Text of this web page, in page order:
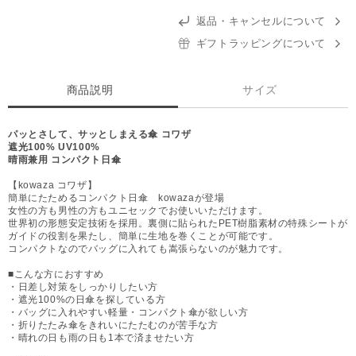
返品・キャンセルについて
ギフトラッピングについて
商品説明 サイズ
パッとさして、サッとしまえる傘 コワザ
遮光100% UV100%
晴雨兼用 コンパクト日傘
【kowaza コワザ】
簡単にたためるコンパクト日傘 kowazaが登場
女性の方も男性の方もユニセックでお使いいただけます。
世界初の形態安定技術を採用。裏側に貼られたPET樹脂素材の特殊シートが
ガイドの役割を果たし、簡単に生地を巻くことが可能です。
コンパクトなのでバッグに入れても嵩張らないのが魅力です。
■こんな方におすすめ
・日差し対策をしっかりしたい方
・遮光100%の日傘を探している方
・バッグに入れやすい軽量・コンパクト傘が欲しい方
・折りたたみ傘をきれいにたたむのが苦手な方
・晴れの日も雨の日も1本で済ませたい方